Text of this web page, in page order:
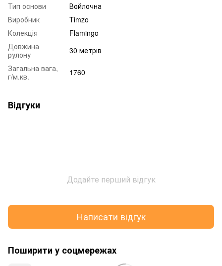
Тип основи
Войлочна
Виробник
Timzo
Колекція
Flamingo
Довжина
рулону
30 метрів
Загальна вага,
г/м.кв.
1760
Відгуки
Додайте перший відгук
Написати відгук
Поширити у соцмережах